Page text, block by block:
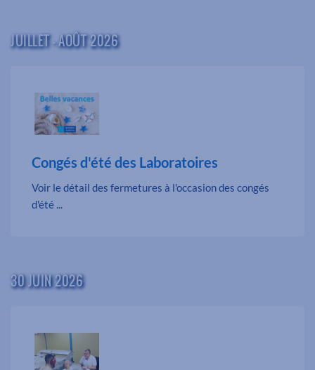
JUILLET - AOÛT 2026
Congés d'été des Laboratoires
Voir le détail des fermetures à l'occasion des congés
d'été ...
30 JUIN 2026